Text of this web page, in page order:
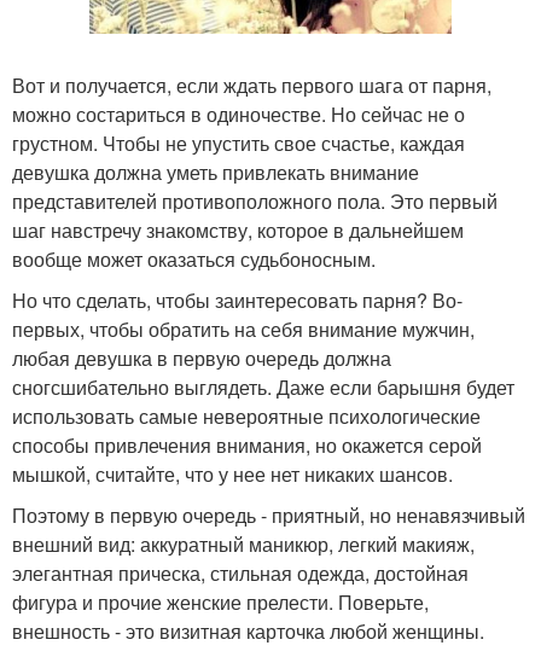
Вот и получается, если ждать первого шага от парня,
можно состариться в одиночестве. Но сейчас не о
грустном. Чтобы не упустить свое счастье, каждая
девушка должна уметь привлекать внимание
представителей противоположного пола. Это первый
шаг навстречу знакомству, которое в дальнейшем
вообще может оказаться судьбоносным.
Но что сделать, чтобы заинтересовать парня? Во-
первых, чтобы обратить на себя внимание мужчин,
любая девушка в первую очередь должна
сногсшибательно выглядеть. Даже если барышня будет
использовать самые невероятные психологические
способы привлечения внимания, но окажется серой
мышкой, считайте, что у нее нет никаких шансов.
Поэтому в первую очередь - приятный, но ненавязчивый
внешний вид: аккуратный маникюр, легкий макияж,
элегантная прическа, стильная одежда, достойная
фигура и прочие женские прелести. Поверьте,
внешность - это визитная карточка любой женщины.